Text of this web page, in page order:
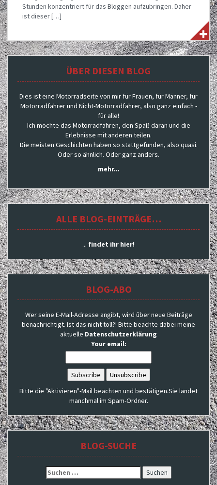
Stunden konzentriert für das Bloggen aufzubringen. Daher
ist dieser […]
ÜBER DIESEN BLOG
Dies ist eine Motorradseite von mir für Frauen, für Männer, für
Motorradfahrer und Nicht-Motorradfahrer, also ganz einfach -
für alle!
Ich möchte das Motorradfahren, den Spaß daran und die
Erlebnisse mit anderen teilen.
Die meisten Geschichten haben so stattgefunden, also quasi.
Oder so ähnlich. Oder ganz anders.
mehr...
ALLE BLOG-EINTRÄGE…
... findet ihr hier!
BLOG-ABO
Wer seine E-Mail-Adresse angibt, wird über neue Beiträge
benachrichtigt. Ist das nicht toll?! Bitte beachte dabei meine
aktuelle Datenschutzerklärung
Your email:
Bitte die "Aktivieren"-Mail beachten und bestätigen.Sie landet
manchmal im Spam-Ordner.
BLOG-SUCHE
Suchen
nach: